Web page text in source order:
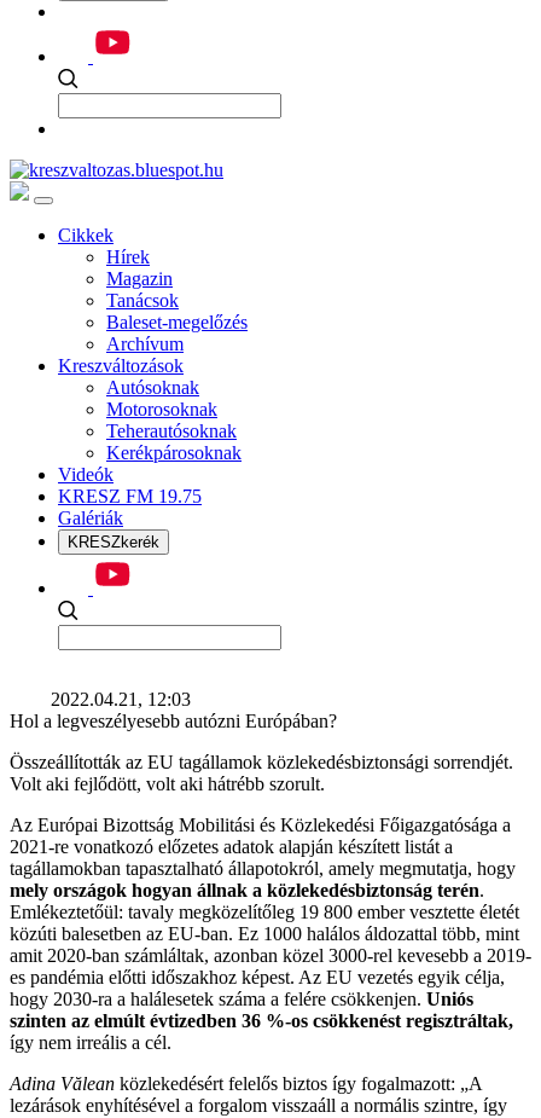
Cikkek
Hírek
Magazin
Tanácsok
Baleset-megelőzés
Archívum
Kreszváltozások
Autósoknak
Motorosoknak
Teherautósoknak
Kerékpárosoknak
Videók
KRESZ FM 19.75
Galériák
KRESZkerék
2022.04.21, 12:03
Hol a legveszélyesebb autózni Európában?
Összeállították az EU tagállamok közlekedésbiztonsági sorrendjét.
Volt aki fejlődött, volt aki hátrébb szorult.
Az Európai Bizottság Mobilitási és Közlekedési Főigazgatósága a
2021-re vonatkozó előzetes adatok alapján készített listát a
tagállamokban tapasztalható állapotokról, amely megmutatja, hogy
mely országok hogyan állnak a közlekedésbiztonság terén.
Emlékeztetőül: tavaly megközelítőleg 19 800 ember vesztette életét
közúti balesetben az EU-ban. Ez 1000 halálos áldozattal több, mint
amit 2020-ban számláltak, azonban közel 3000-rel kevesebb a 2019-
es pandémia előtti időszakhoz képest. Az EU vezetés egyik célja,
hogy 2030-ra a halálesetek száma a felére csökkenjen. Uniós
szinten az elmúlt évtizedben 36 %-os csökkenést regisztráltak,
így nem irreális a cél.
Adina Vălean közlekedésért felelős biztos így fogalmazott: „A
lezárások enyhítésével a forgalom visszaáll a normális szintre, így